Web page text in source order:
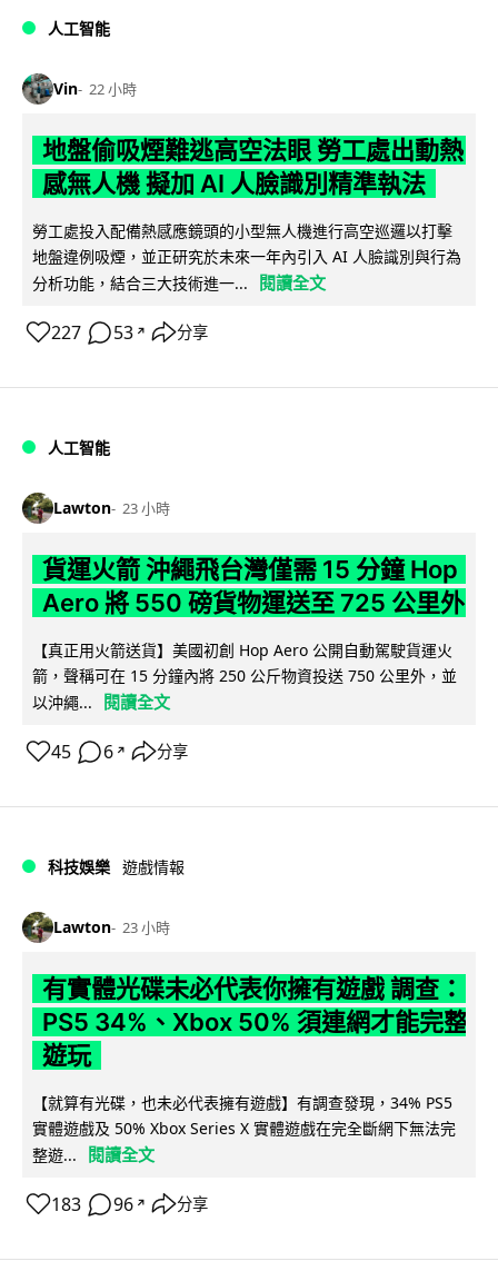
人工智能
Vin 22 小時
地盤偷吸煙難逃高空法眼 勞工處出動熱
感無人機 擬加 AI 人臉識別精準執法
勞工處投入配備熱感應鏡頭的小型無人機進行高空巡邏以打擊
地盤違例吸煙，並正研究於未來一年內引入 AI 人臉識別與行為
分析功能，結合三大技術進一...
閱讀全文
227 53 ↗ 分享
人工智能
Lawton 23 小時
貨運火箭 沖繩飛台灣僅需 15 分鐘 Hop
Aero 將 550 磅貨物運送至 725 公里外
【真正用火箭送貨】美國初創 Hop Aero 公開自動駕駛貨運火
箭，聲稱可在 15 分鐘內將 250 公斤物資投送 750 公里外，並
以沖繩...
閱讀全文
45 6 ↗ 分享
科技娛樂 遊戲情報
Lawton 23 小時
有實體光碟未必代表你擁有遊戲 調查：
PS5 34%、Xbox 50% 須連網才能完整
遊玩
【就算有光碟，也未必代表擁有遊戲】有調查發現，34% PS5
實體遊戲及 50% Xbox Series X 實體遊戲在完全斷網下無法完
整遊...
閱讀全文
183 96 ↗ 分享